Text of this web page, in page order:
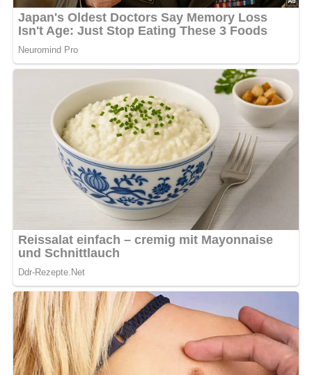
[Nach: Von Grill und Rechaud © Verlag für die Frau, Leipzig-Berlin, DDR]
Abonniere jetzt unseren Newsletter!
Kein Spam, kein Bullshit, keine Weitergabe deiner Mailadresse an Dritte!
Jetzt Sterne vergeben – Rezept
bewerten